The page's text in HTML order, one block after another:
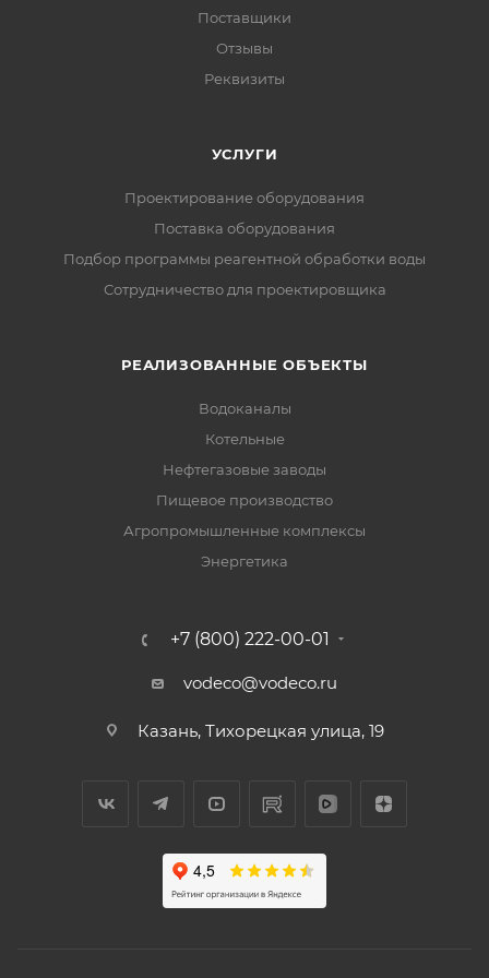
Поставщики
Отзывы
Реквизиты
УСЛУГИ
Проектирование оборудования
Поставка оборудования
Подбор программы реагентной обработки воды
Сотрудничество для проектировщика
РЕАЛИЗОВАННЫЕ ОБЪЕКТЫ
Водоканалы
Котельные
Нефтегазовые заводы
Пищевое производство
Агропромышленные комплексы
Энергетика
+7 (800) 222-00-01
vodeco@vodeco.ru
Казань, Тихорецкая улица, 19